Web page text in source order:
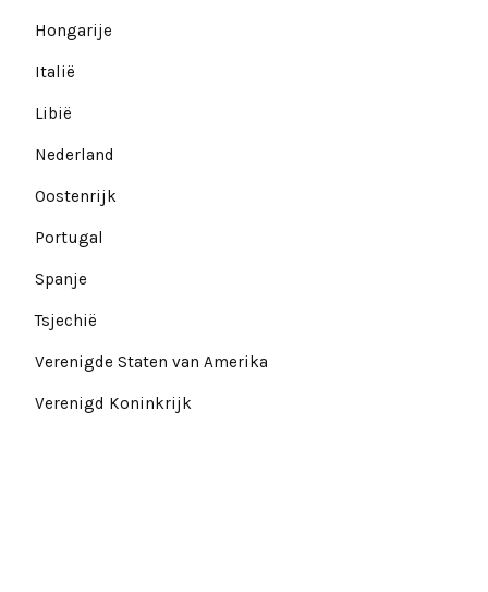
Hongarije
Italië
Libië
Nederland
Oostenrijk
Portugal
Spanje
Tsjechië
Verenigde Staten van Amerika
Verenigd Koninkrijk